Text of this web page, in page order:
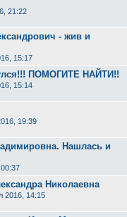
21:22
- жив и
15:17
ПОМОГИТЕ НАЙТИ!!
15:14
19:39
Нашлась и
Николаевна
2016, 14:15